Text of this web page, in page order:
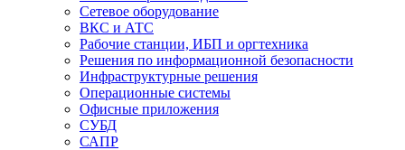
Сетевое оборудование
ВКС и АТС
Рабочие станции, ИБП и оргтехника
Решения по информационной безопасности
Инфраструктурные решения
Операционные системы
Офисные приложения
СУБД
САПР